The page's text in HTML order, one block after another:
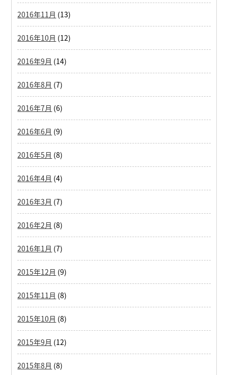
2016年11月 (13)
2016年10月 (12)
2016年9月 (14)
2016年8月 (7)
2016年7月 (6)
2016年6月 (9)
2016年5月 (8)
2016年4月 (4)
2016年3月 (7)
2016年2月 (8)
2016年1月 (7)
2015年12月 (9)
2015年11月 (8)
2015年10月 (8)
2015年9月 (12)
2015年8月 (8)